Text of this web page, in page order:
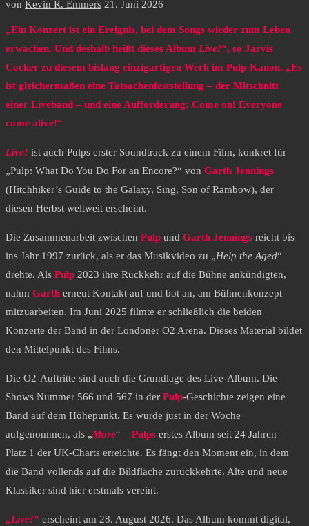
von Kevin R. Emmers 21. Juni 2026
„Ein Konzert ist ein Ereignis, bei dem Songs wieder zum Leben
erwachen. Und deshalb heißt dieses Album Live!“, so Jarvis
Cocker zu diesem bislang einzigartigen Werk im Pulp-Kanon. „Es
ist gleichermaßen eine Tatsachenfeststellung – der Mitschnitt
einer Liveband – und eine Aufforderung: Come on! Everyone
come alive!“
Live! ist auch Pulps erster Soundtrack zu einem Film, konkret für
„Pulp: What Do You Do For an Encore?“ von Garth Jennings
(Hitchhiker’s Guide to the Galaxy, Sing, Son of Rambow), der
diesen Herbst weltweit erscheint.
Die Zusammenarbeit zwischen Pulp und Garth Jennings reicht bis
ins Jahr 1997 zurück, als er das Musikvideo zu „Help the Aged“
drehte. Als Pulp 2023 ihre Rückkehr auf die Bühne ankündigten,
nahm Garth erneut Kontakt auf und bot an, am Bühnenkonzept
mitzuarbeiten. Im Juni 2025 filmte er schließlich die beiden
Konzerte der Band in der Londoner O2 Arena. Dieses Material bildet
den Mittelpunkt des Films.
Die O2-Auftritte sind auch die Grundlage des Live-Album. Die
Shows Nummer 566 und 567 in der Pulp-Geschichte zeigen eine
Band auf dem Höhepunkt. Es wurde just in der Woche
aufgenommen, als „More“ – Pulps erstes Album seit 24 Jahren –
Platz 1 der UK-Charts erreichte. Es fängt den Moment ein, in dem
die Band vollends auf die Bildfläche zurückkehrte. Alte und neue
Klassiker sind hier erstmals vereint.
„Live!“ erscheint am 28. August 2026. Das Album kommt digital,